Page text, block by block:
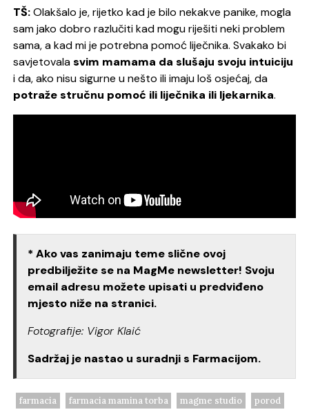
TŠ:Olakšalo je, rijetko kad je bilo nekakve panike, mogla
sam jako dobro razlučiti kad mogu riješiti neki problem
sama, a kad mi je potrebna pomoć liječnika.Svakako bi
savjetovalasvim mamama da slušaju svoju intuiciju
i da, ako nisu sigurne u nešto ili imaju loš osjećaj, da
potraže stručnu pomoć ili liječnika ili ljekarnika.
* Ako vas zanimaju teme slične ovoj
predbilježite se na MagMe newsletter! Svoju
email adresu možete upisati u predviđeno
mjesto niže na stranici.
Fotografije: Vigor Klaić
Sadržaj je nastao u suradnji s Farmacijom.
farmacia farmacia mamina torba magme studio
porod